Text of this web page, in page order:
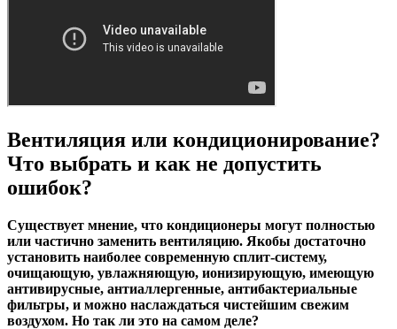
Вентиляция или кондиционирование?
Что выбрать и как не допустить
ошибок?
Существует мнение, что кондиционеры могут полностью
или частично заменить вентиляцию. Якобы достаточно
установить наиболее современную сплит-систему,
очищающую, увлажняющую, ионизирующую, имеющую
антивирусные, антиаллергенные, антибактериальные
фильтры, и можно наслаждаться чистейшим свежим
воздухом. Но так ли это на самом деле?